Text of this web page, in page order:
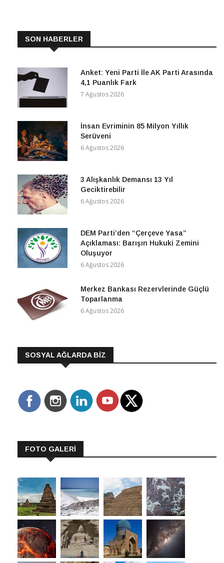
SON HABERLER
Anket: Yeni Parti İle AK Parti Arasında
4,1 Puanlık Fark
7 Ağustos 2026
İnsan Evriminin 85 Milyon Yıllık
Serüveni
6 Ağustos 2026
3 Alışkanlık Demansı 13 Yıl
Geciktirebilir
6 Ağustos 2026
DEM Parti’den “Çerçeve Yasa”
Açıklaması: Barışın Hukuki Zemini
Oluşuyor
6 Ağustos 2026
Merkez Bankası Rezervlerinde Güçlü
Toparlanma
6 Ağustos 2026
SOSYAL AĞLARDA BİZ
FOTO GALERİ